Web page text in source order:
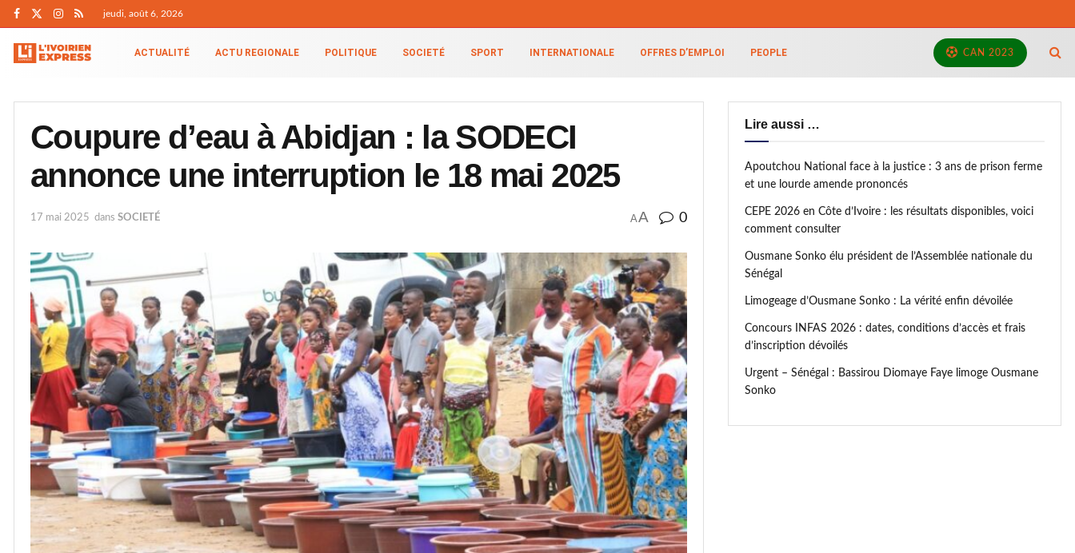
jeudi, août 6, 2026
ACTUALITÉ ACTU REGIONALE POLITIQUE SOCIETÉ SPORT INTERNATIONALE OFFRES D’EMPLOI PEOPLE CAN 2023
Coupure d’eau à Abidjan : la SODECI
annonce une interruption le 18 mai 2025
17 mai 2025 dans SOCIETÉ AA 0
Lire aussi …
Apoutchou National face à la justice : 3 ans de prison ferme
et une lourde amende prononcés
CEPE 2026 en Côte d’Ivoire : les résultats disponibles, voici
comment consulter
Ousmane Sonko élu président de l’Assemblée nationale du
Sénégal
Limogeage d’Ousmane Sonko : La vérité enfin dévoilée
Concours INFAS 2026 : dates, conditions d’accès et frais
d’inscription dévoilés
Urgent – Sénégal : Bassirou Diomaye Faye limoge Ousmane
Sonko